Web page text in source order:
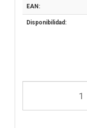
EAN:
Disponibilidad: